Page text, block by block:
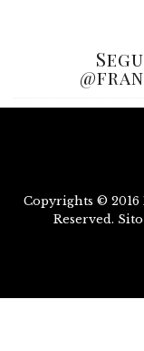
Copyrights © 2016
Reserved.